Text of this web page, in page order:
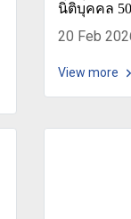
นิติบุคคล
20 Feb
View more